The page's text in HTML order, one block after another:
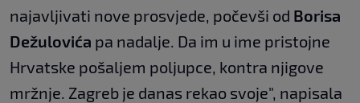
najavljivati nove prosvjede, počevši od Borisa
Dežulovića pa nadalje. Da im u ime pristojne
Hrvatske pošaljem poljupce, kontra njigove
mržnje. Zagreb je danas rekao svoje", napisala